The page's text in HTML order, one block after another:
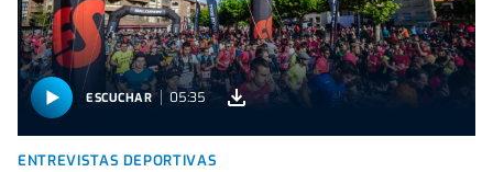
ESCUCHAR 05:35
ENTREVISTAS DEPORTIVAS